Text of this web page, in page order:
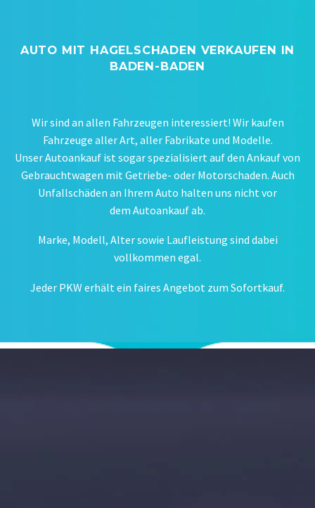
AUTO MIT HAGELSCHADEN VERKAUFEN IN
BADEN-BADEN
Wir sind an allen Fahrzeugen interessiert! Wir kaufen
Fahrzeuge aller Art, aller Fabrikate und Modelle.
Unser Autoankauf ist sogar spezialisiert auf den Ankauf von
Gebrauchtwagen mit Getriebe- oder Motorschaden. Auch
Unfallschäden an Ihrem Auto halten uns nicht vor
dem Autoankauf ab.
Marke, Modell, Alter sowie Laufleistung sind dabei
vollkommen egal.
Jeder PKW erhält ein faires Angebot zum Sofortkauf.